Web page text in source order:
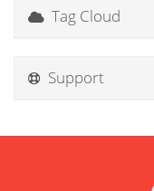
Tag Cloud
Support